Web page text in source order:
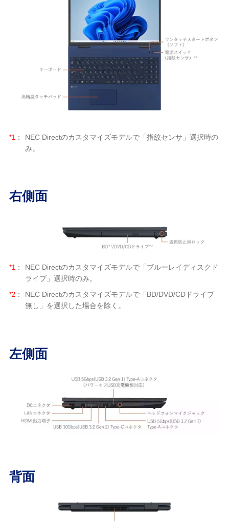
*1 ：
NEC Directのカスタマイズモデルで「指紋センサ」選択時の
み。
右側面
*1 ：
NEC Directのカスタマイズモデルで「ブルーレイディスクド
ライブ」選択時のみ。
*2 ：
NEC Directのカスタマイズモデルで「BD/DVD/CDドライブ
無し」を選択した場合を除く。
左側面
背面